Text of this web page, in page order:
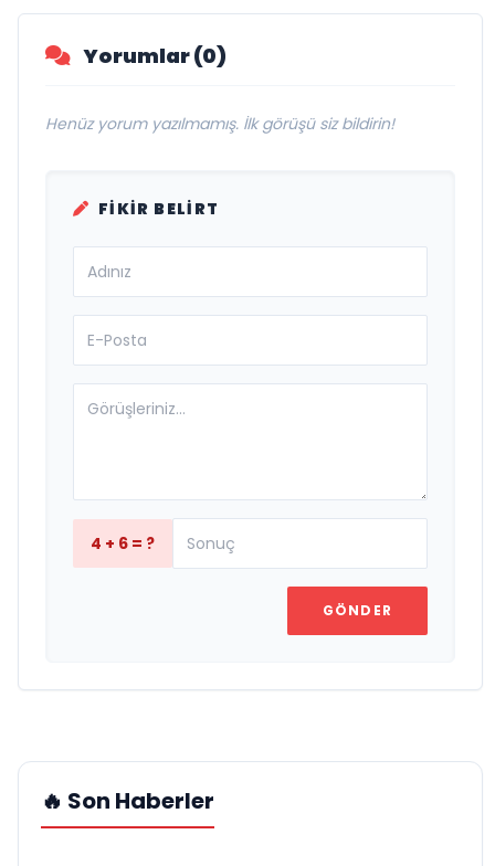
Yorumlar (0)
Henüz yorum yazılmamış. İlk görüşü siz bildirin!
FIKIR BELIRT
4 + 6 = ?
GÖNDER
🔥 Son Haberler